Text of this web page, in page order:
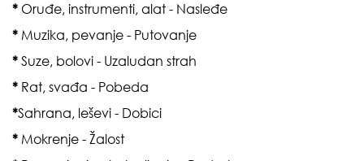
* Oruđe, instrumenti, alat - Nasleđe
* Muzika, pevanje - Putovanje
* Suze, bolovi - Uzaludan strah
* Rat, svađa - Pobeda
*Sahrana, leševi - Dobici
* Mokrenje - Žalost